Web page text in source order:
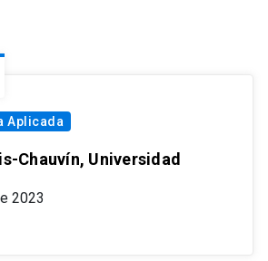
Aplicada
Chauvín, Universidad
2023